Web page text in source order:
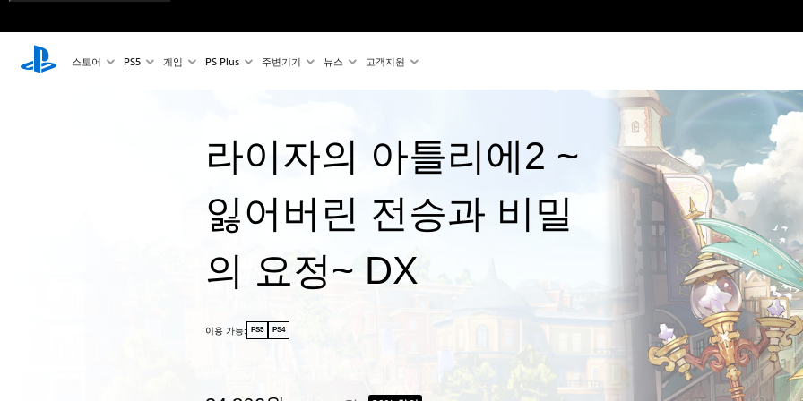
스토어 PS5 게임 PS Plus 주변기기 뉴스 고객지원
라이자의 아틀리에2 ~
잃어버린 전승과 비밀
의 요정~ DX
이용 가능: PS5 PS4